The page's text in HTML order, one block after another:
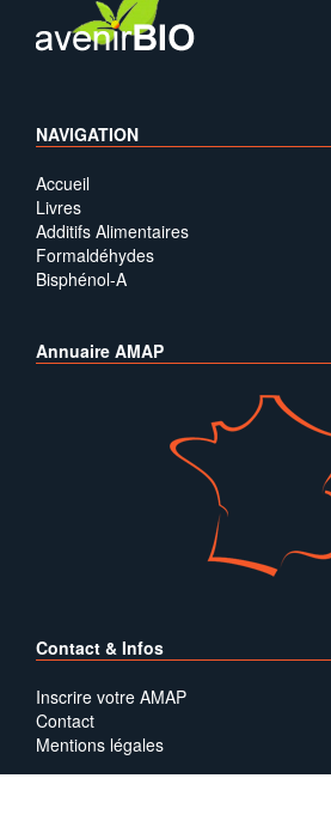
NAVIGATION
Accueil
Livres
Additifs Alimentaires
Formaldéhydes
Bisphénol-A
Annuaire AMAP
Contact & Infos
Inscrire votre AMAP
Contact
Mentions légales